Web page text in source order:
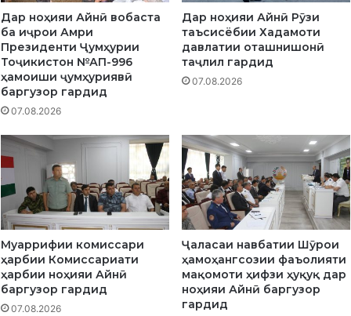
и
д
а
б
а
Р
з
и
Ғ
а
а
б
а
Дар ноҳияи Айнӣ вобаста
ба иҷрои Амри
Президенти Ҷумҳурии
Тоҷикистон №АП-996
ҳамоиши ҷумҳуриявӣ
баргузор гардид
07.08.2026
Дар ноҳияи Айнӣ Рӯзи
таъсисёбии Хадамоти
давлатии оташнишонӣ
таҷлил гардид
07.08.2026
Муаррифии комиссари
ҳарбии Комиссариати
ҳарбии ноҳияи Айнӣ
баргузор гардид
07.08.2026
Ҷаласаи навбатии Шӯрои
ҳамоҳангсозии фаъолияти
мақомоти ҳифзи ҳуқуқ дар
ноҳияи Айнӣ баргузор
гардид